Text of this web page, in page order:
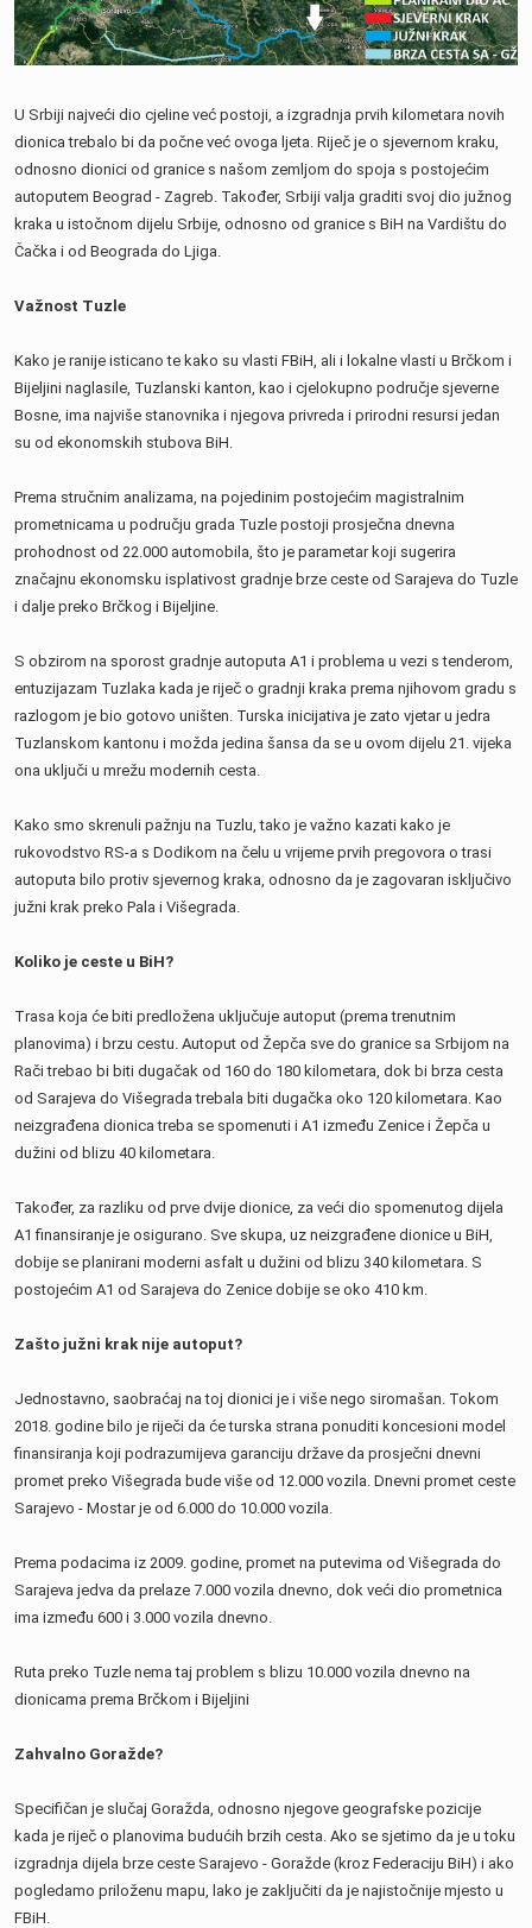
U Srbiji najveći dio cjeline već postoji, a izgradnja prvih kilometara novih
dionica trebalo bi da počne već ovoga ljeta. Riječ je o sjevernom kraku,
odnosno dionici od granice s našom zemljom do spoja s postojećim
autoputem Beograd - Zagreb. Također, Srbiji valja graditi svoj dio južnog
kraka u istočnom dijelu Srbije, odnosno od granice s BiH na Vardištu do
Čačka i od Beograda do Ljiga.
Važnost Tuzle
Kako je ranije isticano te kako su vlasti FBiH, ali i lokalne vlasti u Brčkom i
Bijeljini naglasile, Tuzlanski kanton, kao i cjelokupno područje sjeverne
Bosne, ima najviše stanovnika i njegova privreda i prirodni resursi jedan
su od ekonomskih stubova BiH.
Prema stručnim analizama, na pojedinim postojećim magistralnim
prometnicama u području grada Tuzle postoji prosječna dnevna
prohodnost od 22.000 automobila, što je parametar koji sugerira
značajnu ekonomsku isplativost gradnje brze ceste od Sarajeva do Tuzle
i dalje preko Brčkog i Bijeljine.
S obzirom na sporost gradnje autoputa A1 i problema u vezi s tenderom,
entuzijazam Tuzlaka kada je riječ o gradnji kraka prema njihovom gradu s
razlogom je bio gotovo uništen. Turska inicijativa je zato vjetar u jedra
Tuzlanskom kantonu i možda jedina šansa da se u ovom dijelu 21. vijeka
ona uključi u mrežu modernih cesta.
Kako smo skrenuli pažnju na Tuzlu, tako je važno kazati kako je
rukovodstvo RS-a s Dodikom na čelu u vrijeme prvih pregovora o trasi
autoputa bilo protiv sjevernog kraka, odnosno da je zagovaran isključivo
južni krak preko Pala i Višegrada.
Koliko je ceste u BiH?
Trasa koja će biti predložena uključuje autoput (prema trenutnim
planovima) i brzu cestu. Autoput od Žepča sve do granice sa Srbijom na
Rači trebao bi biti dugačak od 160 do 180 kilometara, dok bi brza cesta
od Sarajeva do Višegrada trebala biti dugačka oko 120 kilometara. Kao
neizgrađena dionica treba se spomenuti i A1 između Zenice i Žepča u
dužini od blizu 40 kilometara.
Također, za razliku od prve dvije dionice, za veći dio spomenutog dijela
A1 finansiranje je osigurano. Sve skupa, uz neizgrađene dionice u BiH,
dobije se planirani moderni asfalt u dužini od blizu 340 kilometara. S
postojećim A1 od Sarajeva do Zenice dobije se oko 410 km.
Zašto južni krak nije autoput?
Jednostavno, saobraćaj na toj dionici je i više nego siromašan. Tokom
2018. godine bilo je riječi da će turska strana ponuditi koncesioni model
finansiranja koji podrazumijeva garanciju države da prosječni dnevni
promet preko Višegrada bude više od 12.000 vozila. Dnevni promet ceste
Sarajevo - Mostar je od 6.000 do 10.000 vozila.
Prema podacima iz 2009. godine, promet na putevima od Višegrada do
Sarajeva jedva da prelaze 7.000 vozila dnevno, dok veći dio prometnica
ima između 600 i 3.000 vozila dnevno.
Ruta preko Tuzle nema taj problem s blizu 10.000 vozila dnevno na
dionicama prema Brčkom i Bijeljini
Zahvalno Goražde?
Specifičan je slučaj Goražda, odnosno njegove geografske pozicije
kada je riječ o planovima budućih brzih cesta. Ako se sjetimo da je u toku
izgradnja dijela brze ceste Sarajevo - Goražde (kroz Federaciju BiH) i ako
pogledamo priloženu mapu, lako je zaključiti da je najistočnije mjesto u
FBiH.